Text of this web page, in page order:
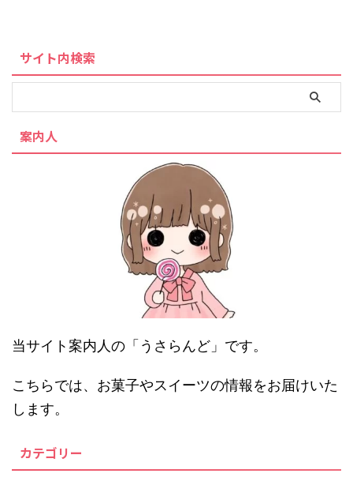
サイト内検索
案内人
当サイト案内人の「うさらんど」です。
こちらでは、お菓子やスイーツの情報をお届けいた
します。
カテゴリー